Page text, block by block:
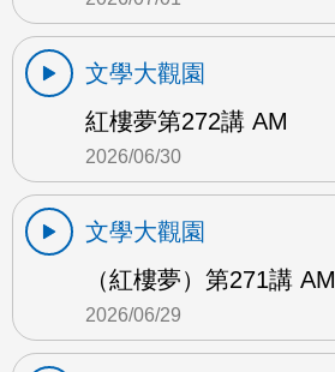
文學大觀園
紅樓夢第272講 AM
2026/06/30
文學大觀園
（紅樓夢）第271講 AM
2026/06/29